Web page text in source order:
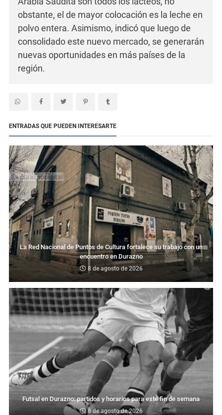
obstante, el de mayor colocación es la leche en
polvo entera. Asimismo, indicó que luego de
consolidado este nuevo mercado, se generarán
nuevas oportunidades en más países de la
región.
ENTRADAS QUE PUEDEN INTERESARTE
La Red Nacional de Puntos de Cultura fortalece su trabajo con un
encuentro en Durazno
8 de agosto de 2026
Futsal en Durazno: partidos y horarios para este fin de semana
8 de agosto de 2026